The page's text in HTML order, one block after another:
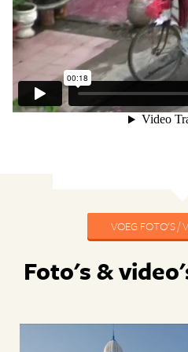
VOEG FOTO'S /
Foto's &